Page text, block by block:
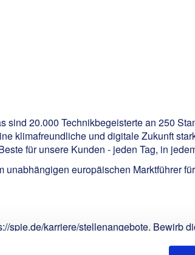
20.000 Technikbegeisterte an 250
klimafreundliche und digitale Zukunft
für unsere Kunden - jeden Tag, in
europäischen Marktführer
spie.de/karriere/stellenangebote. Bewirb